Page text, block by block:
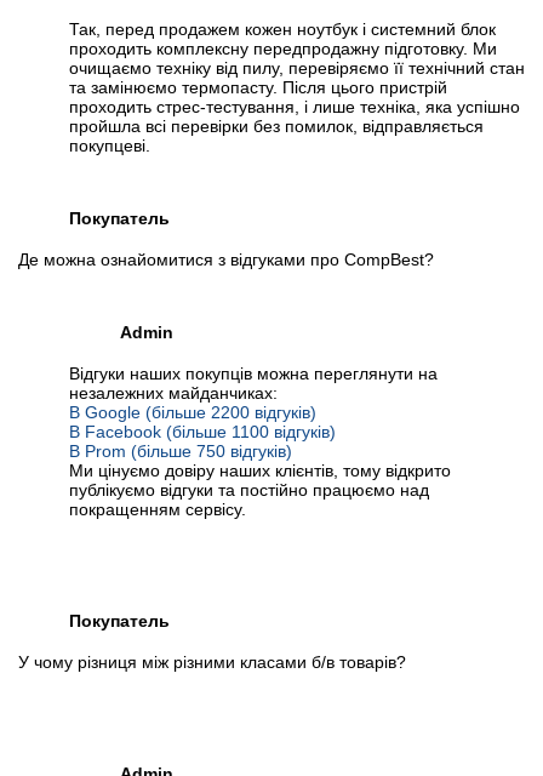
Так, перед продажем кожен ноутбук і системний блок
проходить комплексну передпродажну підготовку. Ми
очищаємо техніку від пилу, перевіряємо її технічний стан
та замінюємо термопасту. Після цього пристрій
проходить стрес-тестування, і лише техніка, яка успішно
пройшла всі перевірки без помилок, відправляється
покупцеві.
Покупатель
Де можна ознайомитися з відгуками про CompBest?
Admin
Відгуки наших покупців можна переглянути на
незалежних майданчиках:
В Google (більше 2200 відгуків)
В Facebook (більше 1100 відгуків)
В Prom (більше 750 відгуків)
Ми цінуємо довіру наших клієнтів, тому відкрито
публікуємо відгуки та постійно працюємо над
покращенням сервісу.
Покупатель
У чому різниця між різними класами б/в товарів?